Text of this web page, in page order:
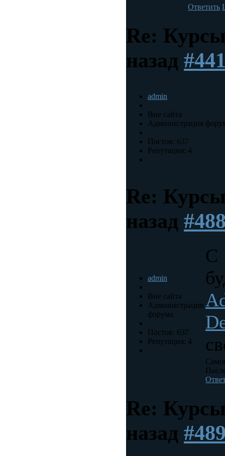
Ответить
Re:
назад
admin
Вне сайта
Администрация
Постов: 637
Репутация: 4
Re:
назад
admin
Вне сайта
Администрация
форума
Постов: 637
Репутация: 4
С
Re:
назад